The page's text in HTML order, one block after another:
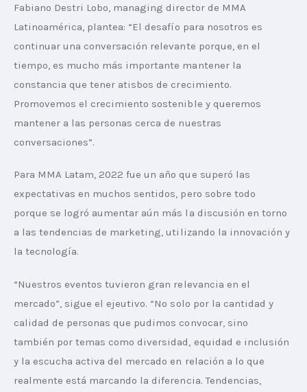
Fabiano Destri Lobo, managing director de MMA
Latinoamérica, plantea: “El desafío para nosotros es
continuar una conversación relevante porque, en el
tiempo, es mucho más importante mantener la
constancia que tener atisbos de crecimiento.
Promovemos el crecimiento sostenible y queremos
mantener a las personas cerca de nuestras
conversaciones”.
Para MMA Latam, 2022 fue un año que superó las
expectativas en muchos sentidos, pero sobre todo
porque se logró aumentar aún más la discusión en torno
a las tendencias de marketing, utilizando la innovación y
la tecnología.
“Nuestros eventos tuvieron gran relevancia en el
mercado”, sigue el ejeutivo. “No solo por la cantidad y
calidad de personas que pudimos convocar, sino
también por temas como diversidad, equidad e inclusión
y la escucha activa del mercado en relación a lo que
realmente está marcando la diferencia. Tendencias,